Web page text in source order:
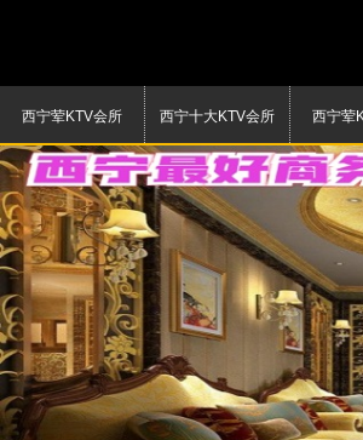
西宁荤KTV会所 西宁十大KTV会所 西宁荤